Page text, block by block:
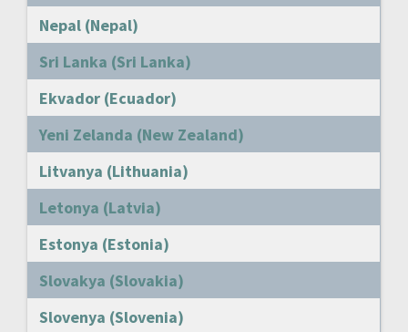
Nepal (Nepal)
Sri Lanka (Sri Lanka)
Ekvador (Ecuador)
Yeni Zelanda (New Zealand)
Litvanya (Lithuania)
Letonya (Latvia)
Estonya (Estonia)
Slovakya (Slovakia)
Slovenya (Slovenia)